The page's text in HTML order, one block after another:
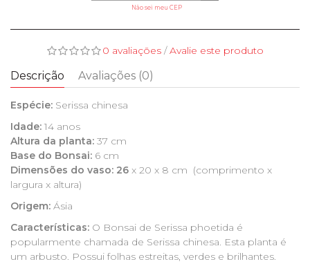
Não sei meu CEP
0 avaliações/Avalie este produto
Descrição Avaliações (0)
Espécie: Serissa chinesa
Idade: 14 anos
Altura da planta: 37 cm
Base do Bonsai: 6 cm
Dimensões do vaso: 26 x 20 x 8 cm (comprimento x
largura x altura)
Origem: Ásia
Características: O Bonsai de Serissa phoetida é
popularmente chamada de Serissa chinesa. Esta planta é
um arbusto. Possui folhas estreitas, verdes e brilhantes.